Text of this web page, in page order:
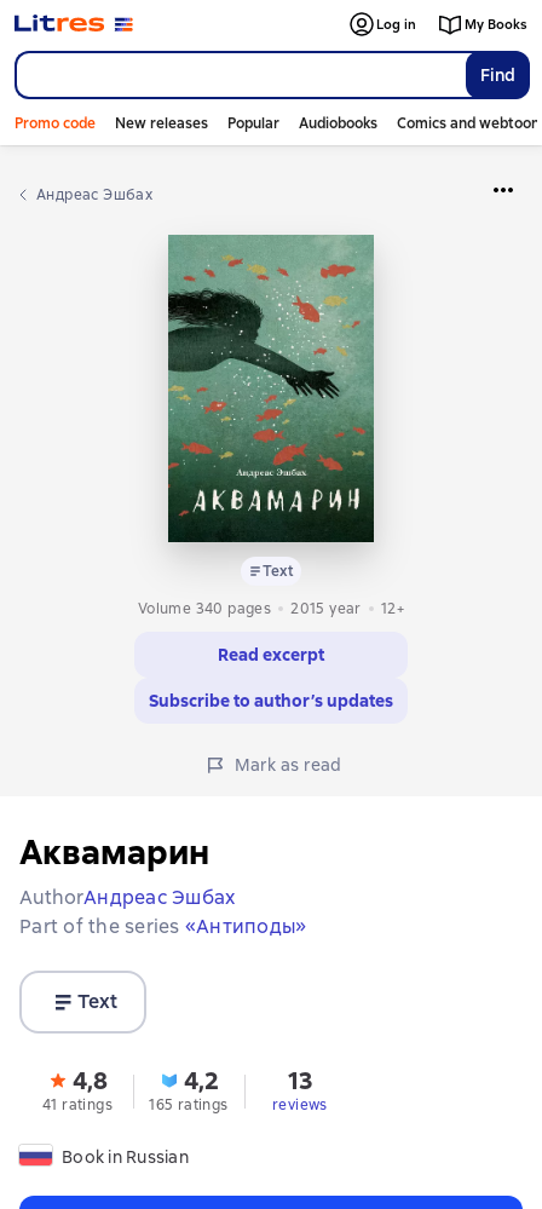
Find
Log in My Books
Promo code New releases Popular Audiobooks Comics and
Андреас Эшбах
Text
Volume 340 pages
2015 year 12+
Read excerpt
Subscribe to author’s updates
Mark as read
Аквамарин
AuthorАндреас Эшбах
Part of the series «Антиподы»
Text
4,8
41 ratings
4,2
165 ratings
13
reviews
Book in Russian